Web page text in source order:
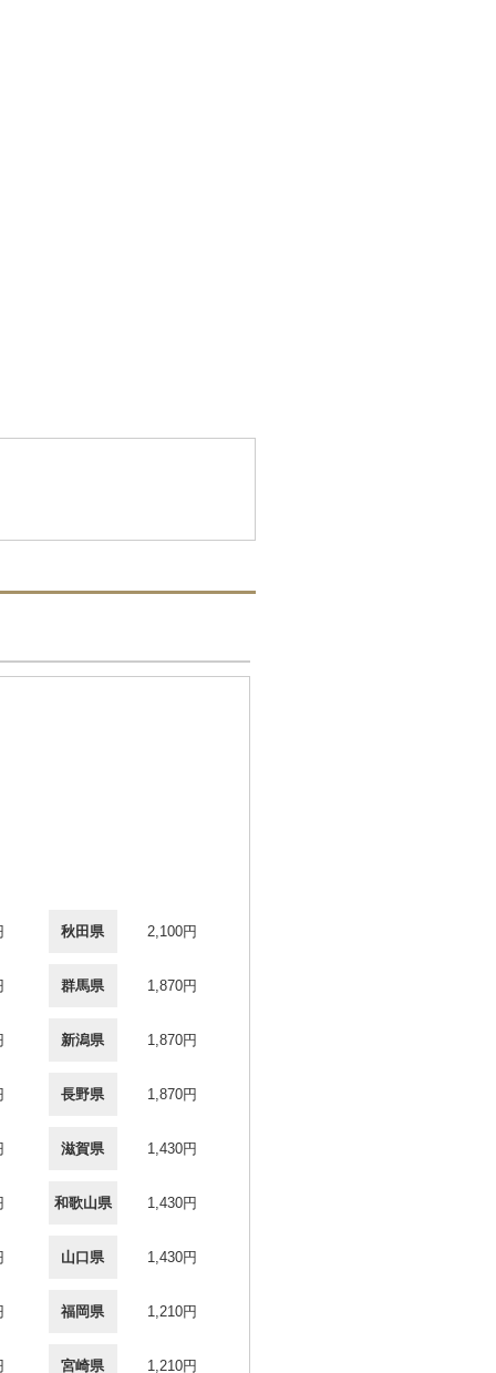
秋田県 2,100円
群馬県 1,870円
新潟県 1,870円
長野県 1,870円
滋賀県 1,430円
和歌山県 1,430円
山口県 1,430円
福岡県 1,210円
宮崎県 1,210円